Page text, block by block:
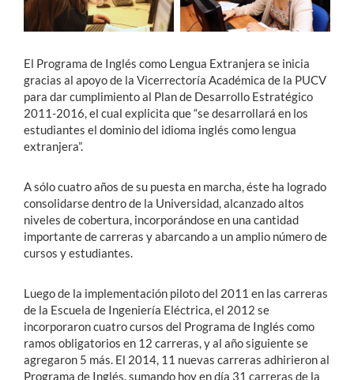
El Programa de Inglés como Lengua Extranjera se inicia
gracias al apoyo de la Vicerrectoría Académica de la PUCV
para dar cumplimiento al Plan de Desarrollo Estratégico
2011-2016, el cual explicita que “se desarrollará en los
estudiantes el dominio del idioma inglés como lengua
extranjera”.
A sólo cuatro años de su puesta en marcha, éste ha logrado
consolidarse dentro de la Universidad, alcanzado altos
niveles de cobertura, incorporándose en una cantidad
importante de carreras y abarcando a un amplio número de
cursos y estudiantes.
Luego de la implementación piloto del 2011 en las carreras
de la Escuela de Ingeniería Eléctrica, el 2012 se
incorporaron cuatro cursos del Programa de Inglés como
ramos obligatorios en 12 carreras, y al año siguiente se
agregaron 5 más. El 2014, 11 nuevas carreras adhirieron al
Programa de Inglés, sumando hoy en día 31 carreras de la